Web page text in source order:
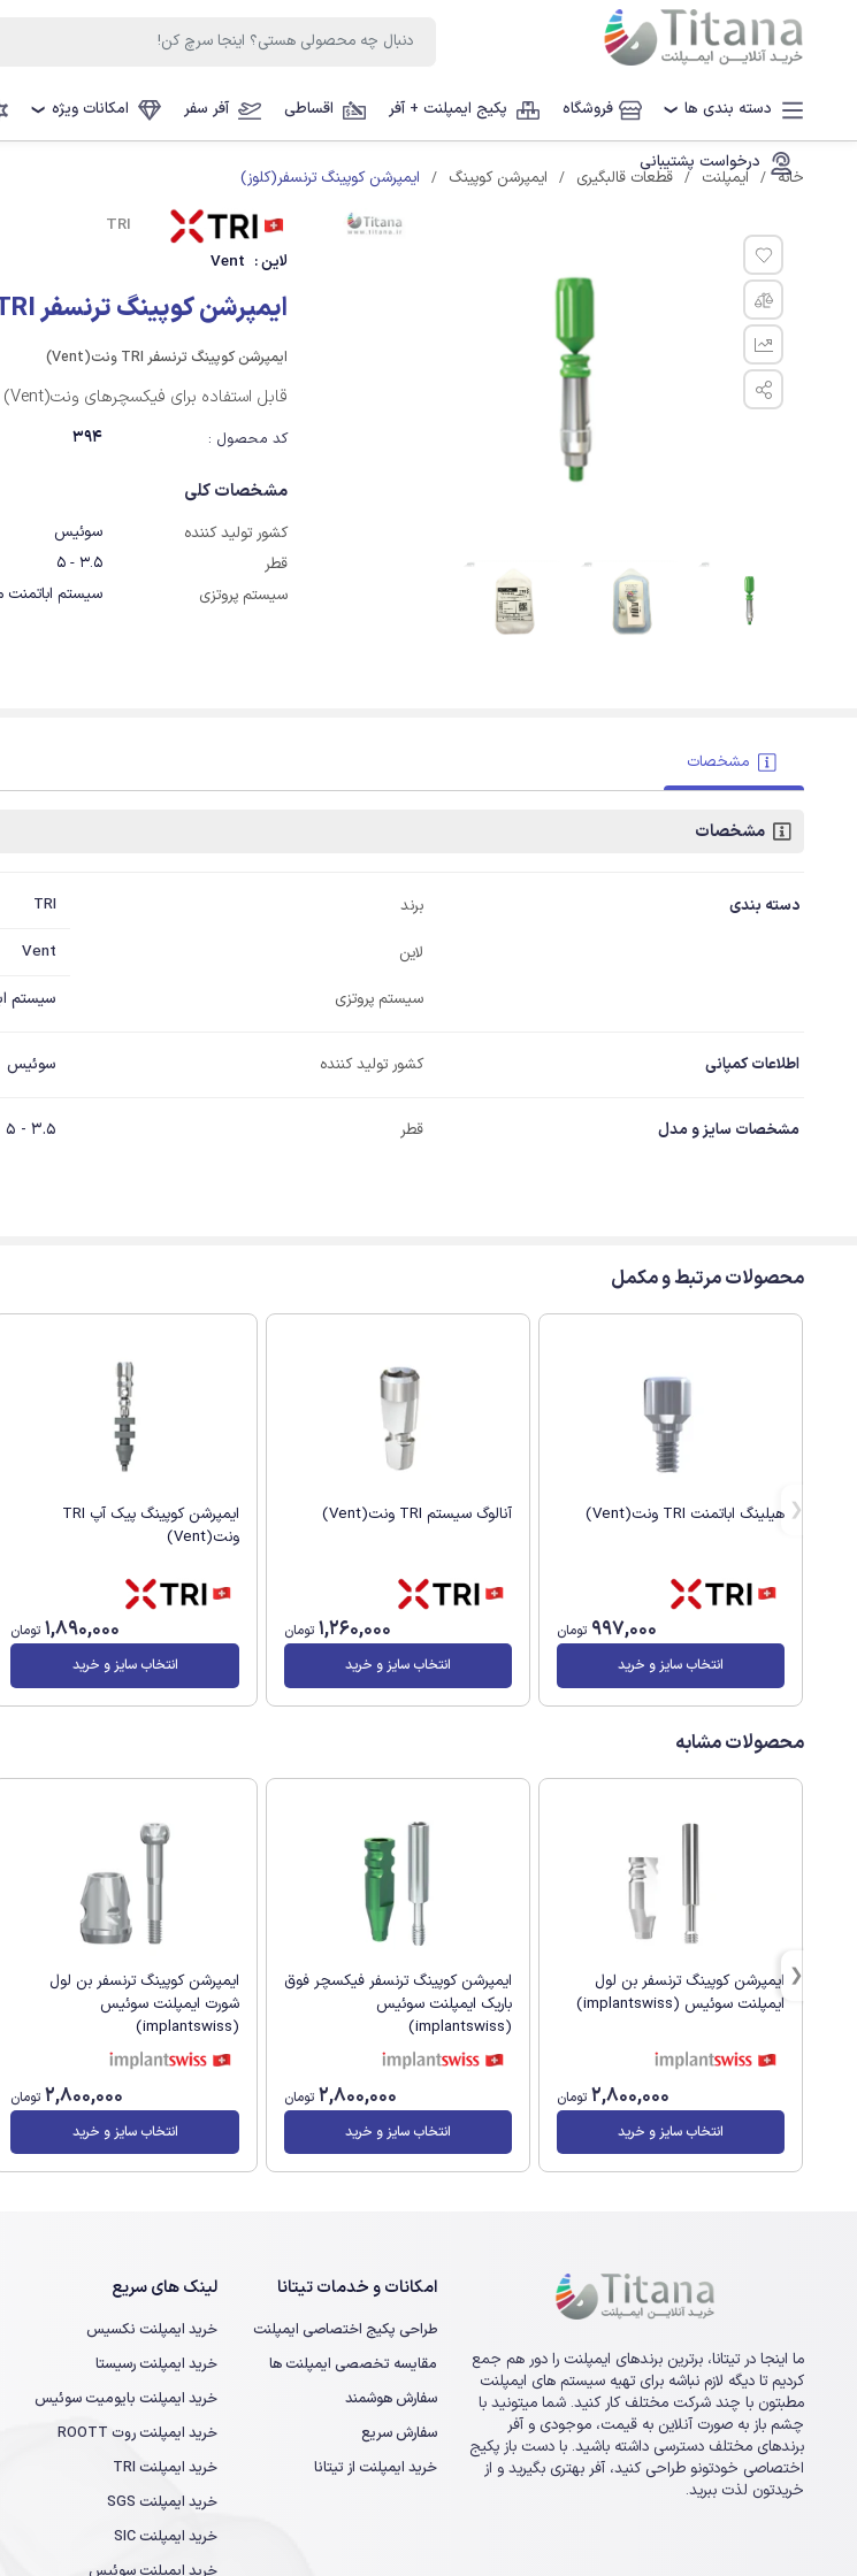
دسته بندی ها ❯ فروشگاه پکیج ایمپلنت + آفر اقساطی آفر سفر امکانات ویژه ❯
درخواست پشتیبانی
خانه ایمپلنت قطعات قالبگیری ایمپرشن کوپینگ ایمپرشن کوپینگ ترنسفر(کلوز)
TRI
لاین : Vent
ایمپرشن کوپینگ ترنسفر TRI ونت(Vent)
ایمپرشن کوپینگ ترنسفر TRI ونت(Vent)
قابل استفاده برای فیکسچرهای ونت(Vent)
کد محصول : 394
مشخصات کلی
کشور تولید کننده
سوئیس
قطر
3.5 - 5
سیستم پروتزی
سیستم اباتمنت
مشخصات
مشخصات
دسته بندی برند TRI
لاین Vent
سیستم پروتزی سیستم
اطلاعات کمپانی کشور تولید کننده سوئیس
مشخصات سایز و مدل قطر 3.5 - 5
محصولات مرتبط و مکمل
هیلینگ اباتمنت TRI ونت(Vent)
997,000 تومان
انتخاب سایز و خرید
آنالوگ سیستم TRI ونت(Vent)
1,260,000 تومان
انتخاب سایز و خرید
ایمپرشن کوپینگ پیک آپ TRI
ونت(Vent)
1,890,000 تومان
انتخاب سایز و خرید
محصولات مشابه
ایمپرشن کوپینگ ترنسفر بن لول
ایمپلنت سوئیس (implantswiss)
2,800,000 تومان
انتخاب سایز و خرید
ایمپرشن کوپینگ ترنسفر فیکسچر فوق
باریک ایمپلنت سوئیس
(implantswiss)
2,800,000 تومان
انتخاب سایز و خرید
ایمپرشن کوپینگ ترنسفر بن لول
شورت ایمپلنت سوئیس
(implantswiss)
2,800,000 تومان
انتخاب سایز و خرید
ما اینجا در تیتانا، برترین برندهای ایمپلنت را دور هم جمع
کردیم تا دیگه لازم نباشه برای تهیه سیستم های ایمپلنت
مطبتون با چند شرکت مختلف کار کنید. شما میتونید با
چشم باز به صورت آنلاین به قیمت، موجودی و آفر
برندهای مختلف دسترسی داشته باشید. با دست باز پکیج
اختصاصی خودتونو طراحی کنید، آفر بهتری بگیرید و از
خریدتون لذت ببرید.
امکانات و خدمات تیتانا
طراحی پکیج اختصاصی ایمپلنت
مقایسه تخصصی ایمپلنت ها
سفارش هوشمند
سفارش سریع
خرید ایمپلنت از تیتانا
لینک های سریع
خرید ایمپلنت نکسیس
خرید ایمپلنت رسیستا
خرید ایمپلنت بایومیت سوئیس
خرید ایمپلنت روت ROOTT
خرید ایمپلنت TRI
خرید ایمپلنت SGS
خرید ایمپلنت SIC
خرید ایمپلنت سوئیس